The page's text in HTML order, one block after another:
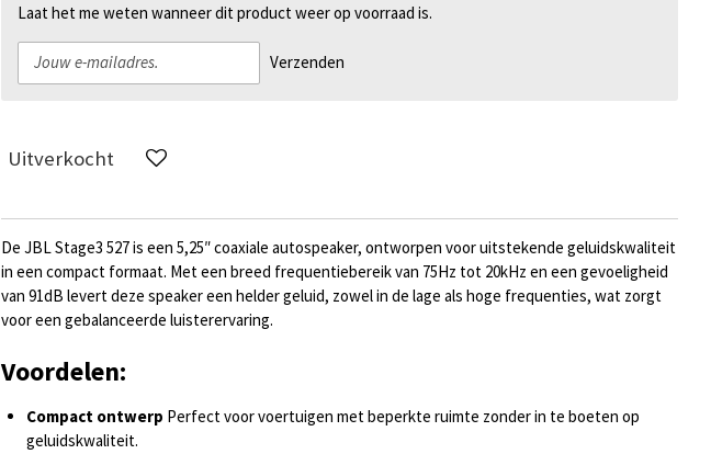
Laat het me weten wanneer dit product weer op voorraad is.
Verzenden
Uitverkocht
De JBL Stage3 527 is een 5,25″ coaxiale autospeaker, ontworpen voor uitstekende geluidskwaliteit
in een compact formaat. Met een breed frequentiebereik van 75Hz tot 20kHz en een gevoeligheid
van 91dB levert deze speaker een helder geluid, zowel in de lage als hoge frequenties, wat zorgt
voor een gebalanceerde luisterervaring.
Voordelen:
Compact ontwerp Perfect voor voertuigen met beperkte ruimte zonder in te boeten op
geluidskwaliteit.